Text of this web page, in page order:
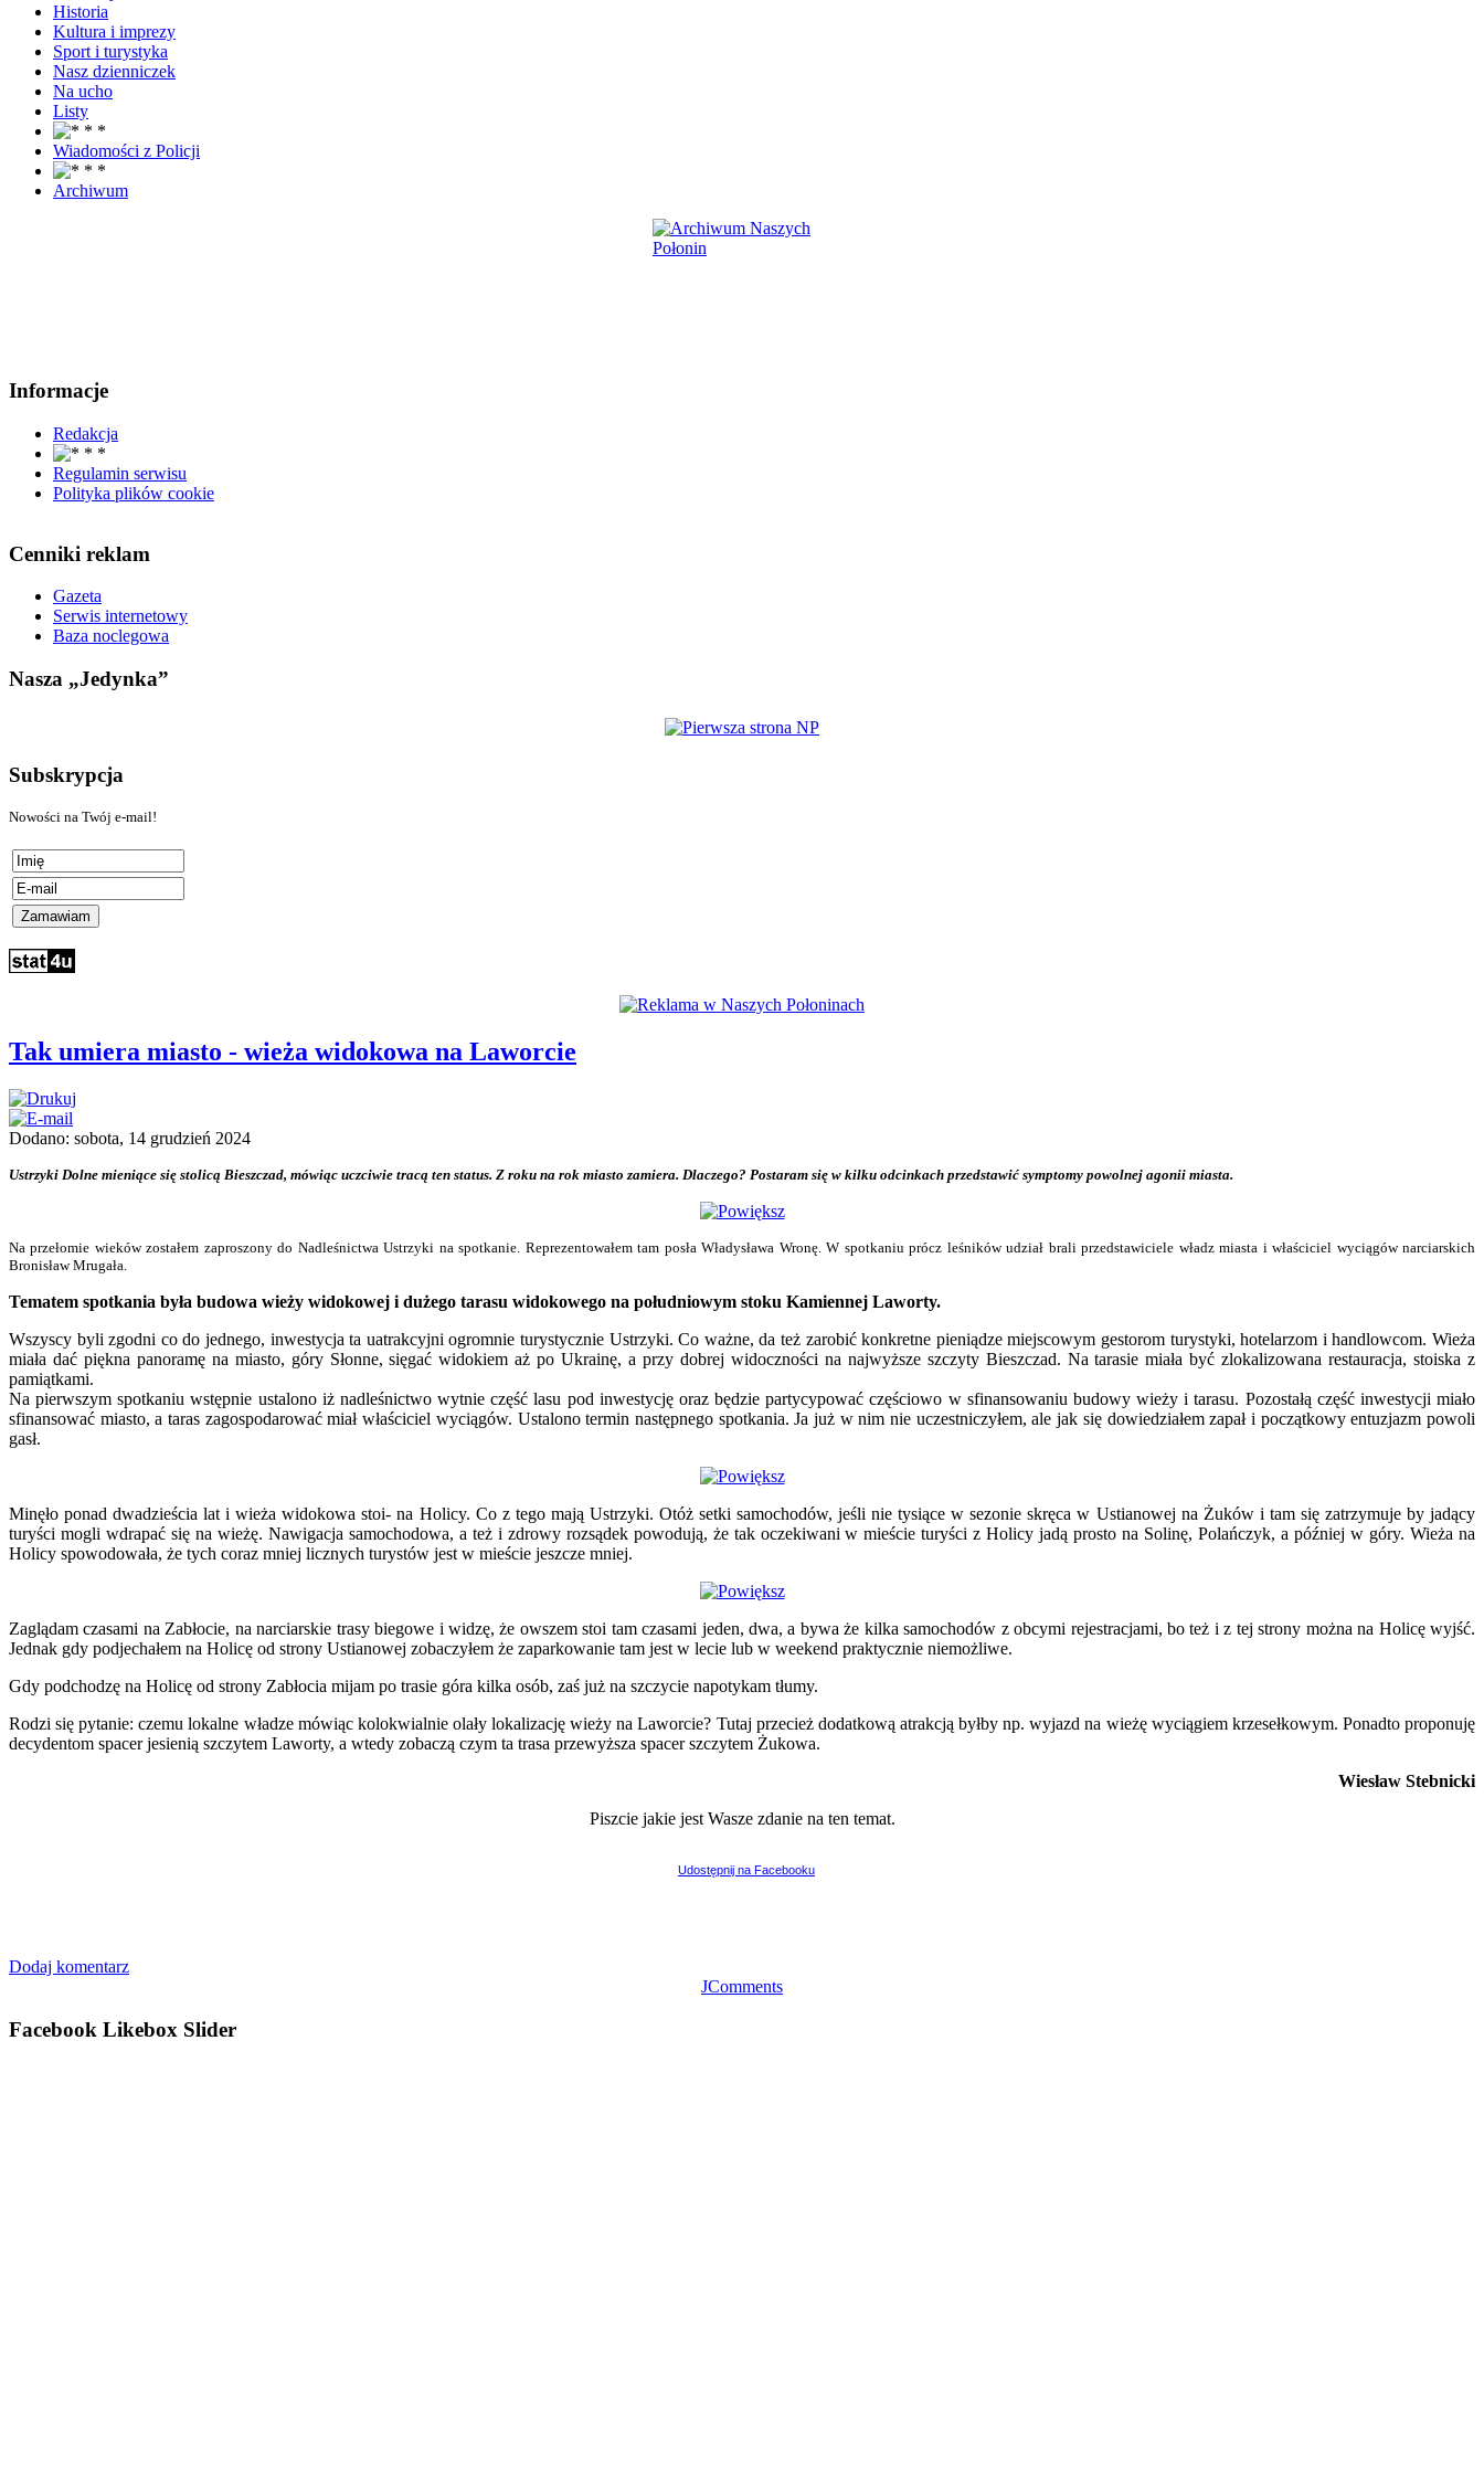
Historia
Kultura i imprezy
Sport i turystyka
Nasz dzienniczek
Na ucho
Listy
Wiadomości z Policji
Archiwum
Informacje
Redakcja
Regulamin serwisu
Polityka plików cookie
Cenniki reklam
Gazeta
Serwis internetowy
Baza noclegowa
Nasza „Jedynka”
Subskrypcja
Nowości na Twój e-mail!
Tak umiera miasto - wieża widokowa na Laworcie
Dodano: sobota, 14 grudzień 2024
Ustrzyki Dolne mieniące się stolicą Bieszczad, mówiąc uczciwie tracą ten status. Z roku na rok miasto zamiera. Dlaczego? Postaram się w kilku odcinkach przedstawić symptomy powolnej agonii miasta.
Na przełomie wieków zostałem zaproszony do Nadleśnictwa Ustrzyki na spotkanie. Reprezentowałem tam posła Władysława Wronę. W spotkaniu prócz leśników udział brali przedstawiciele władz miasta i właściciel wyciągów narciarskich
Bronisław Mrugała.
Tematem spotkania była budowa wieży widokowej i dużego tarasu widokowego na południowym stoku Kamiennej Laworty.
Wszyscy byli zgodni co do jednego, inwestycja ta uatrakcyjni ogromnie turystycznie Ustrzyki. Co ważne, da też zarobić konkretne pieniądze miejscowym gestorom turystyki, hotelarzom i handlowcom. Wieża
miała dać piękna panoramę na miasto, góry Słonne, sięgać widokiem aż po Ukrainę, a przy dobrej widoczności na najwyższe szczyty Bieszczad. Na tarasie miała być zlokalizowana restauracja, stoiska z
pamiątkami.
Na pierwszym spotkaniu wstępnie ustalono iż nadleśnictwo wytnie część lasu pod inwestycję oraz będzie partycypować częściowo w sfinansowaniu budowy wieży i tarasu. Pozostałą część inwestycji miało
sfinansować miasto, a taras zagospodarować miał właściciel wyciągów. Ustalono termin następnego spotkania. Ja już w nim nie uczestniczyłem, ale jak się dowiedziałem zapał i początkowy entuzjazm powoli
gasł.
Minęło ponad dwadzieścia lat i wieża widokowa stoi- na Holicy. Co z tego mają Ustrzyki. Otóż setki samochodów, jeśli nie tysiące w sezonie skręca w Ustianowej na Żuków i tam się zatrzymuje by jadący
turyści mogli wdrapać się na wieżę. Nawigacja samochodowa, a też i zdrowy rozsądek powodują, że tak oczekiwani w mieście turyści z Holicy jadą prosto na Solinę, Polańczyk, a później w góry. Wieża na
Holicy spowodowała, że tych coraz mniej licznych turystów jest w mieście jeszcze mniej.
Zaglądam czasami na Zabłocie, na narciarskie trasy biegowe i widzę, że owszem stoi tam czasami jeden, dwa, a bywa że kilka samochodów z obcymi rejestracjami, bo też i z tej strony można na Holicę wyjść.
Jednak gdy podjechałem na Holicę od strony Ustianowej zobaczyłem że zaparkowanie tam jest w lecie lub w weekend praktycznie niemożliwe.
Gdy podchodzę na Holicę od strony Zabłocia mijam po trasie góra kilka osób, zaś już na szczycie napotykam tłumy.
Rodzi się pytanie: czemu lokalne władze mówiąc kolokwialnie olały lokalizację wieży na Laworcie? Tutaj przecież dodatkową atrakcją byłby np. wyjazd na wieżę wyciągiem krzesełkowym. Ponadto proponuję
decydentom spacer jesienią szczytem Laworty, a wtedy zobaczą czym ta trasa przewyższa spacer szczytem Żukowa.
Wiesław Stebnicki
Piszcie jakie jest Wasze zdanie na ten temat.
Udostępnij na Facebooku
Dodaj komentarz
JComments
Facebook Likebox Slider